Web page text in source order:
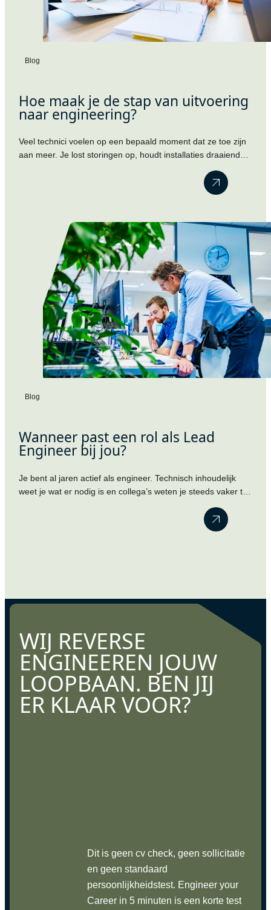
Blog
Hoe maak je de stap van uitvoering
naar engineering?
Veel technici voelen op een bepaald moment dat ze toe zijn
aan meer. Je lost storingen op, houdt installaties draaiende
en kent de techniek door en door. Maar ondertussen merk je
dat je steeds vaker meedenkt over verbeteringen, projecten
en engineering. Toch blijkt die volgende stap vaak lastiger
Blog
Wanneer past een rol als Lead
Engineer bij jou?
Je bent al jaren actief als engineer. Technisch inhoudelijk
weet je wat er nodig is en collega’s weten je steeds vaker te
vinden met vragen. Je denkt vooruit, bewaakt de kwaliteit
van het werk en neemt vanzelf verantwoordelijkheid.
Misschien merk je dat je huidige functie daar niet meer
WIJ REVERSE
ENGINEEREN JOUW
LOOPBAAN. BEN JIJ
ER KLAAR VOOR?
Dit is geen cv check, geen sollicitatie
en geen standaard
persoonlijkheidstest. Engineer your
Career in 5 minuten is een korte test